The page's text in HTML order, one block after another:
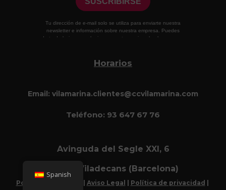
Horarios
Email: vilamarina.clientes@ccvilamarina.com
Teléfono: 93 647 67 76
Avinguda del Segle XXI, 6
08840 Viladecans (Barcelona)
Política de cookies | Aviso Legal | Política de privacidad |
Spanish